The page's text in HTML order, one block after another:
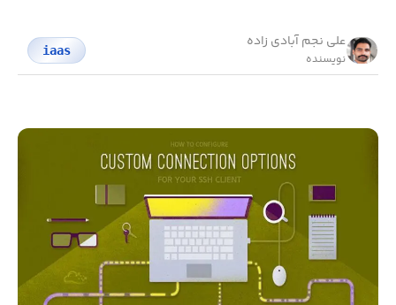
علی نجم آبادی زاده
نویسنده
iaas